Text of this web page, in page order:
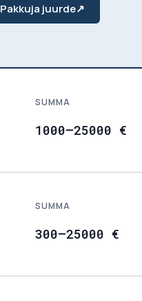
Pakkuja juurde↗
SUMMA
1000–25000 €
SUMMA
300–25000 €